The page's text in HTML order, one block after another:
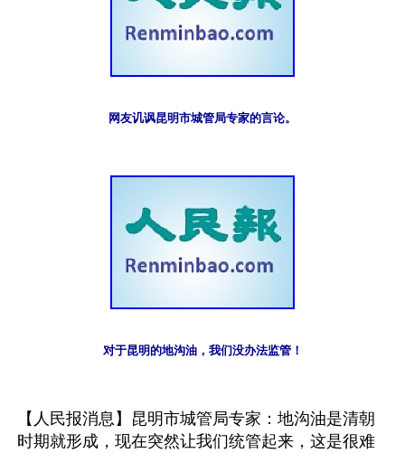
网友讥讽昆明市城管局专家的言论。
对于昆明的地沟油，我们没办法监管！
【人民报消息】昆明市城管局专家：地沟油是清朝
时期就形成，现在突然让我们统管起来，这是很难